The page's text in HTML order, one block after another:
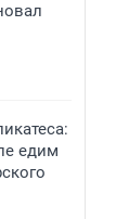
едим